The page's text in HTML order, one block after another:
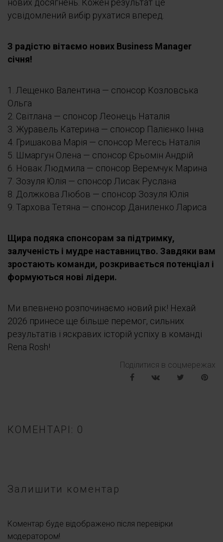
нових досягнень. Кожен результат це
усвідомлений вибір рухатися вперед.
З радістю вітаємо нових Business Manager
січня!
1. Лещенко Валентина — спонсор Козловська
Ольга
2. Світлана — спонсор Леонець Наталія
3. Журавель Катерина — спонсор Палієнко Інна
4. Гришакова Марія — спонсор Мегесь Наталія
5. Шмаргун Олена — спонсор Єрьомін Андрій
6. Новак Людмила — спонсор Веремчук Марина
7. Зозуля Юлія — спонсор Лисак Руслана
8. Должкова Любов — спонсор Зозуля Юлія
9. Тархова Тетяна — спонсор Даниленко Лариса
Щира подяка спонсорам за підтримку,
залученість і мудре наставництво. Завдяки вам
зростають команди, розкривається потенціал і
формуються нові лідери.
Ми впевнено розпочинаємо новий рік! Нехай
2026 принесе ще більше перемог, сильних
результатів і яскравих історій успіху в команді
Rena Rosh!
Поділитися в соцмережах
КОМЕНТАРІ: 0
Залишити коментар
Коментар буде відображено після перевірки
модератором!